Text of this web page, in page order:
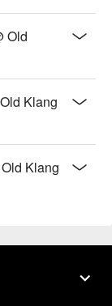
Old
Klang
Klang